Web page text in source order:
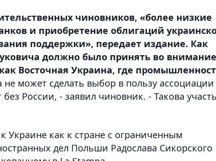
чиновников, «более низкие
и приобретение облигаций
поддержки», передает издание. Как
должно было принять во внимание
Восточная Украина, где
не может сделать выбор в пользу ассоциации
России, - заявил чиновник. - Такова
Украине как к стране с ограниченным
дел Польши Радослава Сикорского